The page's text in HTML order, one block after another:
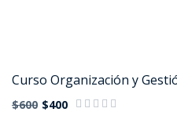
Curso Organización y
$600 $400